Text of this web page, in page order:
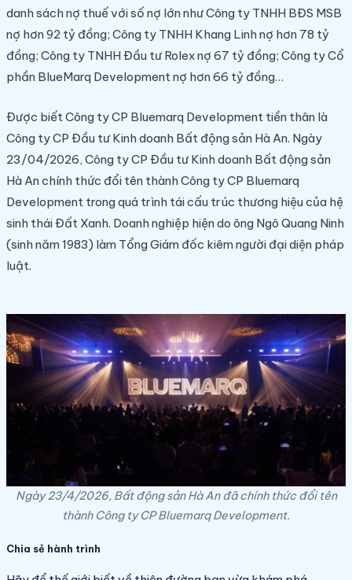
danh sách nợ thuế với số nợ lớn như Công ty TNHH BĐS MSB
nợ hơn 92 tỷ đồng; Công ty TNHH Khang Linh nợ hơn 78 tỷ
đồng; Công ty TNHH Đầu tư Rolex nợ 67 tỷ đồng; Công ty Cổ
phần BlueMarq Development nợ hơn 66 tỷ đồng…
Được biết Công ty CP Bluemarq Development tiền thân là
Công ty CP Đầu tư Kinh doanh Bất động sản Hà An. Ngày
23/04/2026, Công ty CP Đầu tư Kinh doanh Bất động sản
Hà An chính thức đổi tên thành Công ty CP Bluemarq
Development trong quá trình tái cấu trúc thương hiệu của hệ
sinh thái Đất Xanh. Doanh nghiệp hiện do ông Ngô Quang Ninh
(sinh năm 1983) làm Tổng Giám đốc kiêm người đại diện pháp
luật.
Ngày 23/4/2026, Bất động sản Hà An đã chính thức đổi tên
thành Công ty CP Bluemarq Development.
Chia sẻ hành trình